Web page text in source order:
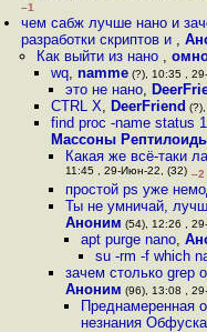
–1
чем сабж лучше нано и
разработки скриптов и ,
Как выйти из нано ,
wq, namme(?), 10:35 ,
это не нано,
CTRL X, DeerFriend
find proc -name status
Массоны
Какая же всё-таки
11:45 , 29-Июн-22, (32) –2
простой ps уже
Ты не умничай,
Аноним (54), 12:26 ,
apt purge nano,
su -rm -f which
зачем столько grep
Аноним (96), 13:08 ,
Преднамеренная
незнания